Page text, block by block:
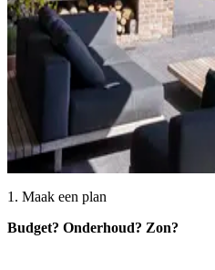
1. Maak een plan
Budget? Onderhoud? Zon?